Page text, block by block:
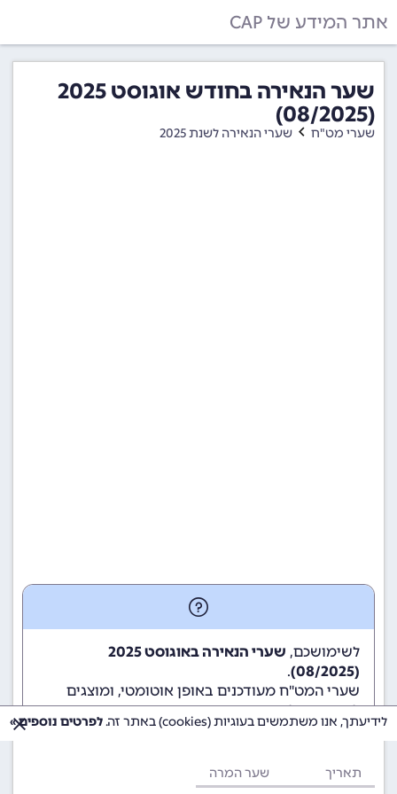
אתר המידע של CAP
שער הנאירה בחודש אוגוסט 2025
(08/2025)
שערי מט"ח שערי הנאירה לשנת 2025
לשימושכם,
שערי הנאירה באוגוסט 2025
(08/2025)
.
שערי המט"ח מעודכנים באופן אוטומטי, ומוצגים
לשימוש גולשי ומשתמשי האתר.
תאריך שער המרה
לידיעתך, אנו משתמשים בעוגיות (cookies) באתר זה. לפרטים נוספים »